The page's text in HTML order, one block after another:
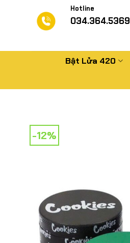
Hotline
034.364.5369
Bật Lửa 420
-12%